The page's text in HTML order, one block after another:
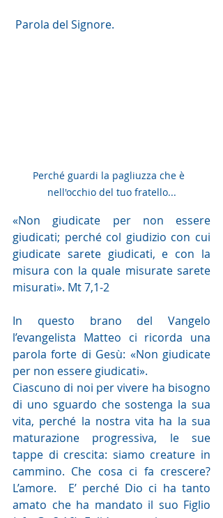
Parola del Signore.
Perché guardi la pagliuzza che è
nell'occhio del tuo fratello...
«Non giudicate per non essere
giudicati; perché col giudizio con cui
giudicate sarete giudicati, e con la
misura con la quale misurate sarete
misurati». Mt 7,1-2
In questo brano del Vangelo
l’evangelista Matteo ci ricorda una
parola forte di Gesù: «Non giudicate
per non essere giudicati».
Ciascuno di noi per vivere ha bisogno
di uno sguardo che sostenga la sua
vita, perché la nostra vita ha la sua
maturazione progressiva, le sue
tappe di crescita: siamo creature in
cammino. Che cosa ci fa crescere?
L’amore.  E’ perché Dio ci ha tanto
amato che ha mandato il suo Figlio